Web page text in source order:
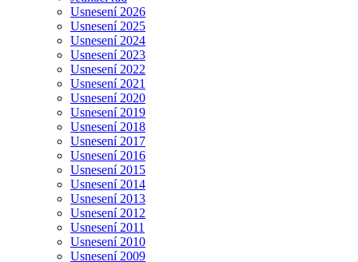
Usnesení 2026
Usnesení 2025
Usnesení 2024
Usnesení 2023
Usnesení 2022
Usnesení 2021
Usnesení 2020
Usnesení 2019
Usnesení 2018
Usnesení 2017
Usnesení 2016
Usnesení 2015
Usnesení 2014
Usnesení 2013
Usnesení 2012
Usnesení 2011
Usnesení 2010
Usnesení 2009